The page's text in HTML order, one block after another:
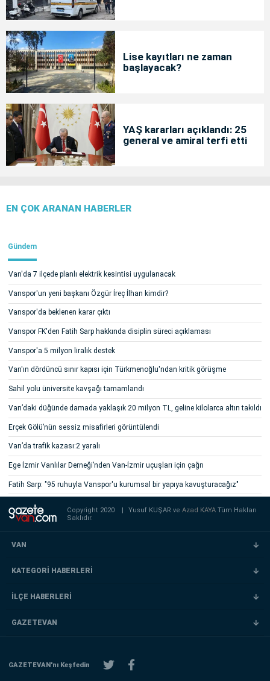
Lise kayıtları ne zaman
başlayacak?
YAŞ kararları açıklandı: 25
general ve amiral terfi etti
EN ÇOK ARANAN HABERLER
Gündem
Van'da 7 ilçede planlı elektrik kesintisi uygulanacak
Vanspor'un yeni başkanı Özgür İreç İlhan kimdir?
Vanspor'da beklenen karar çıktı
Vanspor FK'den Fatih Sarp hakkında disiplin süreci açıklaması
Vanspor'a 5 milyon liralık destek
Van'ın dördüncü sınır kapısı için Türkmenoğlu'ndan kritik görüşme
Sahil yolu üniversite kavşağı tamamlandı
Van’daki düğünde damada yaklaşık 20 milyon TL, geline kilolarca altın takıldı
Erçek Gölü’nün sessiz misafirleri görüntülendi
Van’da trafik kazası:2 yaralı
Ege İzmir Vanlılar Derneği’nden Van-İzmir uçuşları için çağrı
Fatih Sarp: "95 ruhuyla Vanspor'u kurumsal bir yapıya kavuşturacağız"
Copyright 2020 Yusuf KUŞAR veAzad KAYATüm Hakları
Saklıdır.
VAN
KATEGORİ HABERLERİ
İLÇE HABERLERİ
GAZETEVAN
GAZETEVAN'nı Keşfedin